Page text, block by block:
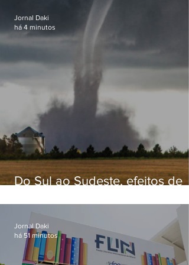
Do Sul ao Sudeste, efeitos de
apreensão na população
Jornal Daki
há 4 minutos
Jornal Daki
há 51 minutos